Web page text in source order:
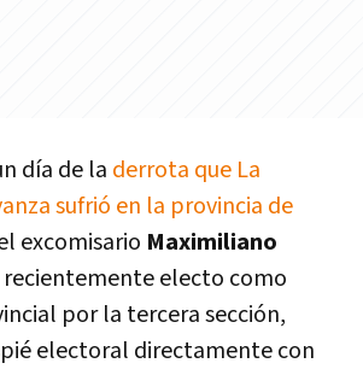
día de la derrota que La
sufrió en la provincia de
excomisario Maximiliano
recientemente electo como
por la tercera sección,
electoral directamente con